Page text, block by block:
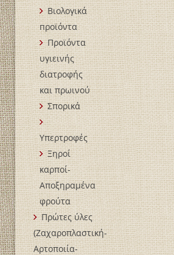
Βιολογικά
пροϊόντα
Προϊόντα
υγιεινής
διατροφής
και πρωινού
Σπορικά
Υπερτροφές
Ξηροί
καρποί-
Αποξηραμένα
φρούτα
Πρώτες ύλες
(Ζαχαροπλαστική-
Αρτοποιία-